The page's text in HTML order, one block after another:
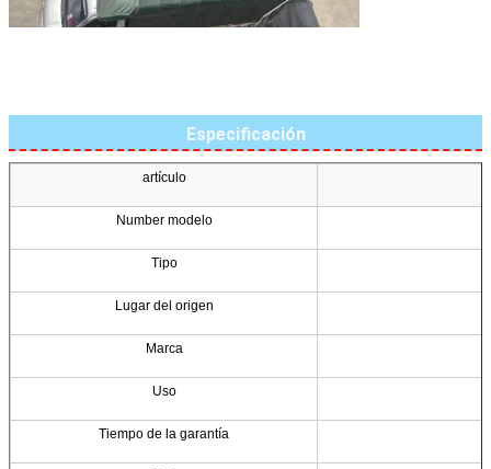
Especificación
artículo
Number modelo
Tipo
Lugar del origen
Marca
Uso
Tiempo de la garantía